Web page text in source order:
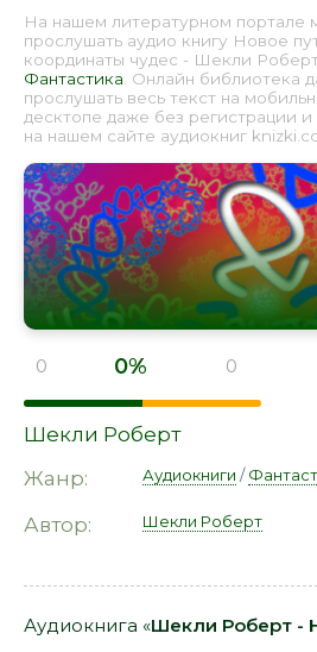
На нашем литературном портале
прослушать аудио книгу Новое
координаты чудес - Шекли
Фантастика . Онлайн библиотека
прослушать весь текст на
десктопе даже без регистрации
на нашем сайте аудиокниг
0 0% 0
Шекли Роберт
Жанр:
Аудиокниги /
Автор: Шекли Роберт
Аудиокнига «Шекли Роберт -